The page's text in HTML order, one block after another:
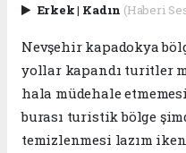
Erkek| Kadın (Haberi
Nevşehir kapadokya
yollar kapandı turitler
hala müdehale
burası turistik bölge
temizlenmesi lazım